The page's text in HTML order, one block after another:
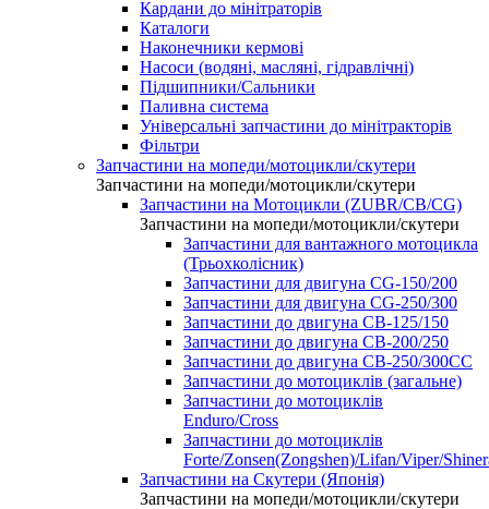
Кардани до мінітраторів
Каталоги
Наконечники кермові
Насоси (водяні, масляні, гідравлічні)
Підшипники/Сальники
Паливна система
Універсальні запчастини до мінітракторів
Фільтри
Запчастини на мопеди/мотоцикли/скутери
Запчастини на мопеди/мотоцикли/скутери
Запчастини на Мотоцикли (ZUBR/CB/CG)
Запчастини на мопеди/мотоцикли/скутери
Запчастини для вантажного мотоцикла
(Трьохколісник)
Запчастини для двигуна CG-150/200
Запчастини для двигуна CG-250/300
Запчастини до двигуна CB-125/150
Запчастини до двигуна CB-200/250
Запчастини до двигуна CB-250/300СС
Запчастини до мотоциклів (загальне)
Запчастини до мотоциклів
Enduro/Cross
Запчастини до мотоциклів
Forte/Zonsen(Zongshen)/Lifan/Viper/
Запчастини на Скутери (Японія)
Запчастини на мопеди/мотоцикли/скутери